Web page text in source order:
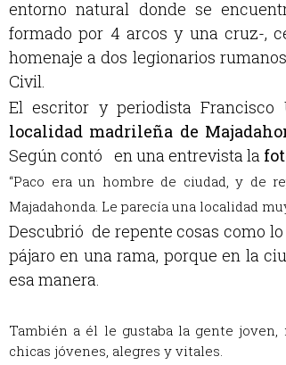
entorno natural donde se
formado por 4 arcos y una cruz-,
homenaje a dos legionarios
Civil.
El escritor y periodista Francisco
localidad madrileña de
Según contó en una entrevista la
“Paco era un hombre de ciudad, y de
Majadahonda. Le parecía una localidad
Descubrió de repente cosas como
pájaro en una rama, porque en la
esa manera.
También a él le gustaba la gente
chicas jóvenes, alegres y vitales.